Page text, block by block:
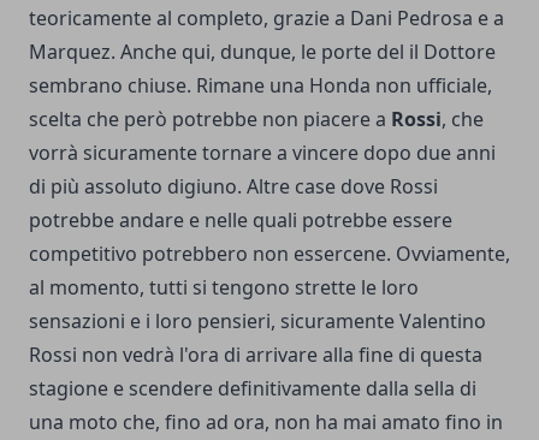
teoricamente al completo, grazie a Dani Pedrosa e a
Marquez. Anche qui, dunque, le porte del il Dottore
sembrano chiuse. Rimane una Honda non ufficiale,
scelta che però potrebbe non piacere a Rossi, che
vorrà sicuramente tornare a vincere dopo due anni
di più assoluto digiuno. Altre case dove Rossi
potrebbe andare e nelle quali potrebbe essere
competitivo potrebbero non essercene. Ovviamente,
al momento, tutti si tengono strette le loro
sensazioni e i loro pensieri, sicuramente Valentino
Rossi non vedrà l'ora di arrivare alla fine di questa
stagione e scendere definitivamente dalla sella di
una moto che, fino ad ora, non ha mai amato fino in